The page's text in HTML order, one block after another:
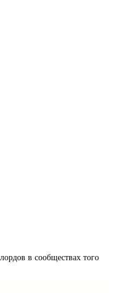
в сообществах того